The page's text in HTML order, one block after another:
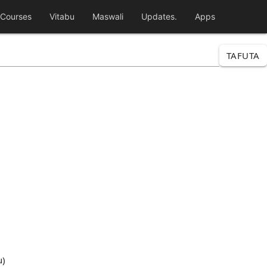
Courses Vitabu Maswali Updates. Apps
TAFUTA